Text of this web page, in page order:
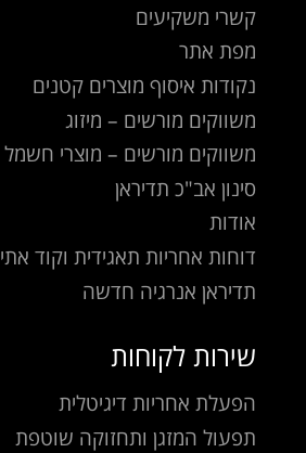
קשרי משקיעים
מפת אתר
נקודות איסוף מוצרים קטנים
משווקים מורשים – מיזוג
משווקים מורשים – מוצרי חשמל
סינון אב"כ תדיראן
אודות
דוחות אחריות תאגידית וקוד אתי
תדיראן אנרגיה חדשה
שירות לקוחות
הפעלת אחריות דיגיטלית
תפעול המזגן ותחזוקה שוטפת